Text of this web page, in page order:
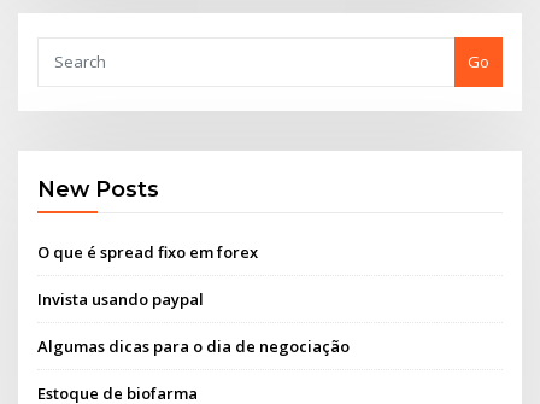
Go
New Posts
O que é spread fixo em forex
Invista usando paypal
Algumas dicas para o dia de negociação
Estoque de biofarma